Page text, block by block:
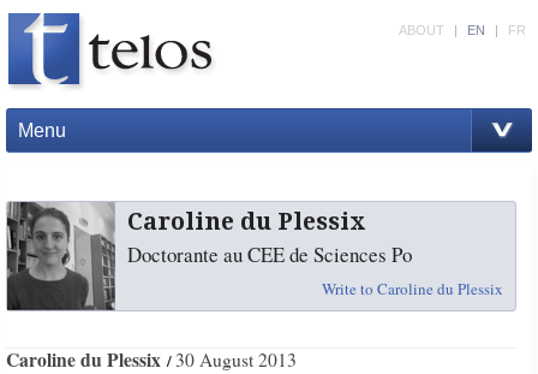
Menu
ABOUT | EN | FR
Caroline du Plessix
Doctorante au CEE de Sciences Po
Write to Caroline du Plessix
Caroline du Plessix 30 August 2013